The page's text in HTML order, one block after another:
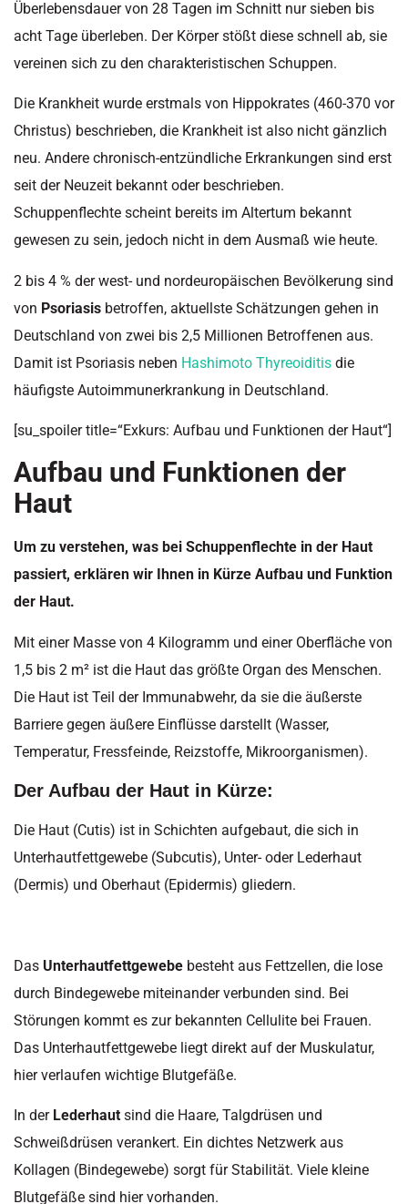
Überlebensdauer von 28 Tagen im Schnitt nur sieben bis
acht Tage überleben. Der Körper stößt diese schnell ab, sie
vereinen sich zu den charakteristischen Schuppen.
Die Krankheit wurde erstmals von Hippokrates (460-370 vor
Christus) beschrieben, die Krankheit ist also nicht gänzlich
neu. Andere chronisch-entzündliche Erkrankungen sind erst
seit der Neuzeit bekannt oder beschrieben.
Schuppenflechte scheint bereits im Altertum bekannt
gewesen zu sein, jedoch nicht in dem Ausmaß wie heute.
2 bis 4 % der west- und nordeuropäischen Bevölkerung sind
von Psoriasis betroffen, aktuellste Schätzungen gehen in
Deutschland von zwei bis 2,5 Millionen Betroffenen aus.
Damit ist Psoriasis neben Hashimoto Thyreoiditis die
häufigste Autoimmunerkrankung in Deutschland.
[su_spoiler title=“Exkurs: Aufbau und Funktionen der Haut“]
Aufbau und Funktionen der
Haut
Um zu verstehen, was bei Schuppenflechte in der Haut
passiert, erklären wir Ihnen in Kürze Aufbau und Funktion
der Haut.
Mit einer Masse von 4 Kilogramm und einer Oberfläche von
1,5 bis 2 m² ist die Haut das größte Organ des Menschen.
Die Haut ist Teil der Immunabwehr, da sie die äußerste
Barriere gegen äußere Einflüsse darstellt (Wasser,
Temperatur, Fressfeinde, Reizstoffe, Mikroorganismen).
Der Aufbau der Haut in Kürze:
Die Haut (Cutis) ist in Schichten aufgebaut, die sich in
Unterhautfettgewebe (Subcutis), Unter- oder Lederhaut
(Dermis) und Oberhaut (Epidermis) gliedern.
Das Unterhautfettgewebe besteht aus Fettzellen, die lose
durch Bindegewebe miteinander verbunden sind. Bei
Störungen kommt es zur bekannten Cellulite bei Frauen.
Das Unterhautfettgewebe liegt direkt auf der Muskulatur,
hier verlaufen wichtige Blutgefäße.
In der Lederhaut sind die Haare, Talgdrüsen und
Schweißdrüsen verankert. Ein dichtes Netzwerk aus
Kollagen (Bindegewebe) sorgt für Stabilität. Viele kleine
Blutgefäße sind hier vorhanden.